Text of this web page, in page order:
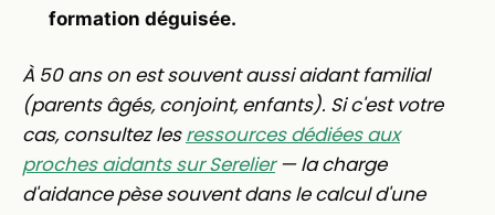
formation déguisée.
À 50 ans on est souvent aussi aidant familial
(parents âgés, conjoint, enfants). Si c'est votre
cas, consultez lesressources dédiées aux
proches aidants sur Serelier— la charge
d'aidance pèse souvent dans le calcul d'une